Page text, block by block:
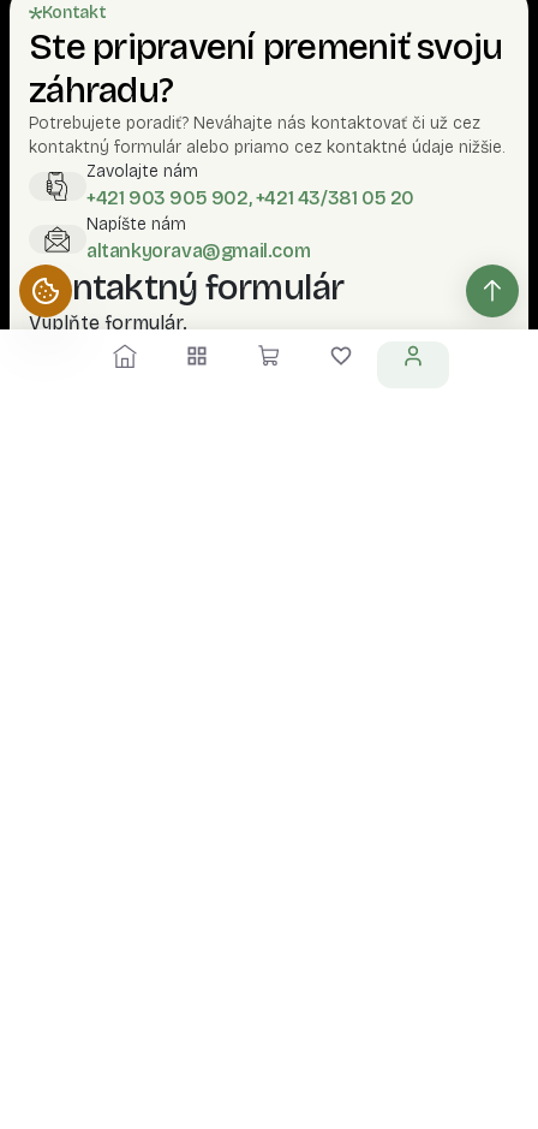
Kontakt
Ste pripravení premeniť svoju
záhradu?
Potrebujete poradiť? Neváhajte nás kontaktovať či už cez
kontaktný formulár alebo priamo cez kontaktné údaje nižšie.
Zavolajte nám
+421 903 905 902, +421 43/381 05 20
Napíšte nám
altankyorava@gmail.com
Kontaktný formulár
Vyplňte formulár.